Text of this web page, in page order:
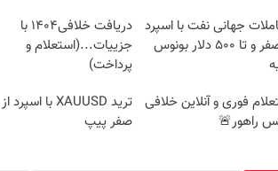
جهانی نفت با اسپرد
از صفر و تا ۵۰۰ دلار بونوس
دریافت خلافی۱۴۰۴ با
جزییات...(استعلام و
پرداخت)
فوری و آنلاین خلافی
راهور🚨
ترید XAUUSD با اسپرد از
صفر پیپ